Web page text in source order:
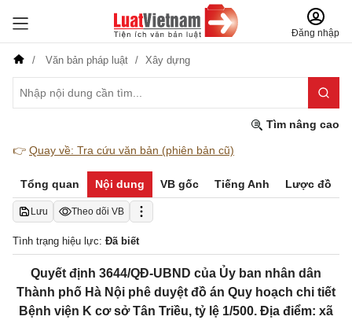
Đăng nhập
Văn bản pháp luật Xây dựng
Tìm nâng cao
👉 Quay về: Tra cứu văn bản (phiên bản cũ)
Tổng quan Nội dung VB gốc Tiếng Anh Lược đồ
Lưu Theo dõi VB
Tình trạng hiệu lực: Đã biết
Quyết định 3644/QĐ-UBND của Ủy ban nhân dân
Thành phố Hà Nội phê duyệt đồ án Quy hoạch chi tiết
Bệnh viện K cơ sở Tân Triều, tỷ lệ 1/500. Địa điểm: xã